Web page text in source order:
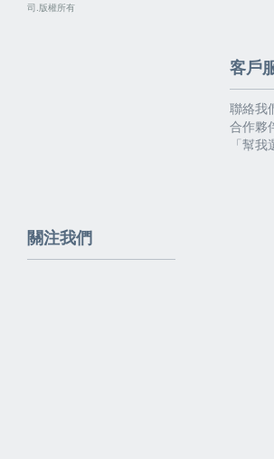
司.版權所有
客戶
聯絡我
合作夥
「幫
關注我們